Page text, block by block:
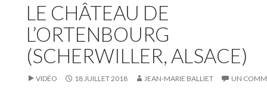
LE CHÂTEAU DE
L’ORTENBOURG
(SCHERWILLER, ALSACE)
VIDÉO 18 JUILLET 2018 JEAN-MARIE BALLIET UN